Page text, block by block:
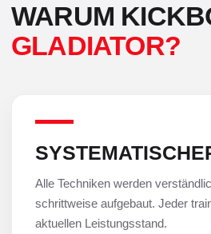
WARUM
GLADIATOR?
Alle Techniken werden
schrittweise aufgebaut. Jeder
aktuellen Leistungsstand.